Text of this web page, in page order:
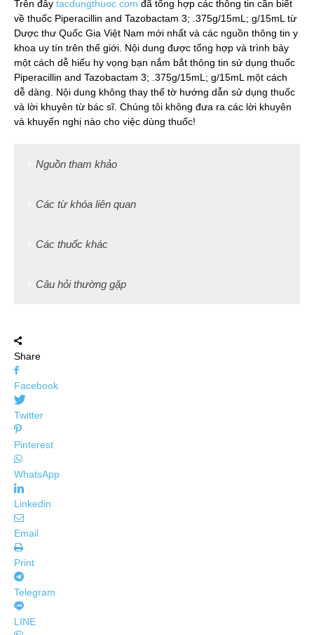
Trên đây tacdungthuoc.com đã tổng hợp các thông tin cần biết
về thuốc Piperacillin and Tazobactam 3; .375g/15mL; g/15mL từ
Dược thư Quốc Gia Việt Nam mới nhất và các nguồn thông tin y
khoa uy tín trên thế giới. Nội dung được tổng hợp và trình bày
một cách dễ hiểu hy vọng bạn nắm bắt thông tin sử dụng thuốc
Piperacillin and Tazobactam 3; .375g/15mL; g/15mL một cách
dễ dàng. Nội dung không thay thế tờ hướng dẫn sử dụng thuốc
và lời khuyên từ bác sĩ. Chúng tôi không đưa ra các lời khuyên
và khuyến nghị nào cho việc dùng thuốc!
Nguồn tham khảo
Các từ khóa liên quan
Các thuốc khác
Câu hỏi thường gặp
Share
Facebook
Twitter
Pinterest
WhatsApp
Linkedin
Email
Print
Telegram
LINE